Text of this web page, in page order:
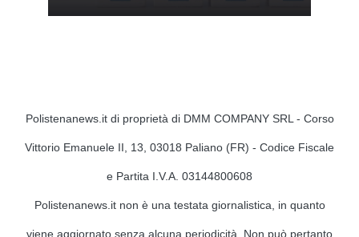
Polistenanews.it di proprietà di DMM COMPANY SRL - Corso
Vittorio Emanuele II, 13, 03018 Paliano (FR) - Codice Fiscale
e Partita I.V.A. 03144800608
Polistenanews.it non è una testata giornalistica, in quanto
viene aggiornato senza alcuna periodicità. Non può pertanto